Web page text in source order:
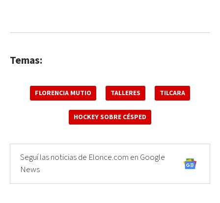
Temas:
FLORENCIA MUTIO TALLERES TILCARA
HOCKEY SOBRE CÉSPED
Seguí las noticias de Elonce.com en Google
News